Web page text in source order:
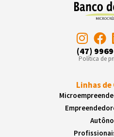
(47)
Política de
Linhas